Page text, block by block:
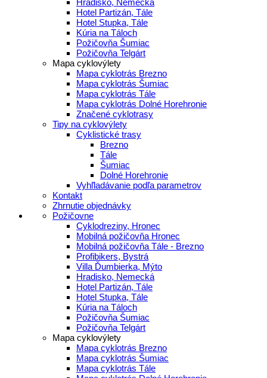
Hotel Partizán, Tále
Hotel Stupka, Tále
Kúria na Táloch
Požičovňa Šumiac
Požičovňa Telgárt
Mapa cyklovýlety
Mapa cyklotrás Brezno
Mapa cyklotrás Šumiac
Mapa cyklotrás Tále
Mapa cyklotrás Dolné Horehronie
Značené cyklotrasy
Tipy na cyklovýlety
Cyklistické trasy
Brezno
Tále
Šumiac
Dolné Horehronie
Vyhľladávanie podľa parametrov
Kontakt
Zhrnutie objednávky
Požičovne
Cyklodreziny, Hronec
Mobilná požičovňa Hronec
Mobilná požičovňa Tále - Brezno
Profibikers, Bystrá
Villa Ďumbierka, Mýto
Hradisko, Nemecká
Hotel Partizán, Tále
Hotel Stupka, Tále
Kúria na Táloch
Požičovňa Šumiac
Požičovňa Telgárt
Mapa cyklovýlety
Mapa cyklotrás Brezno
Mapa cyklotrás Šumiac
Mapa cyklotrás Tále